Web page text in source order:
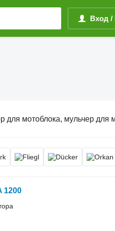
Вход /
мульчер для минитрактора,
1200